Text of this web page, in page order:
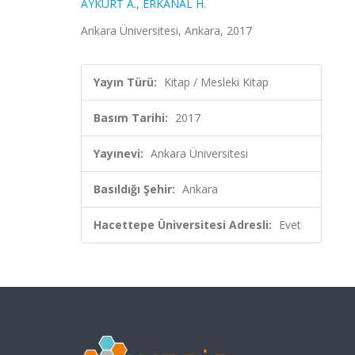
AYKURT A., ERKANAL H.
Ankara Üniversitesi, Ankara, 2017
Yayın Türü: Kitap / Mesleki Kitap
Basım Tarihi: 2017
Yayınevi: Ankara Üniversitesi
Basıldığı Şehir: Ankara
Hacettepe Üniversitesi Adresli: Evet